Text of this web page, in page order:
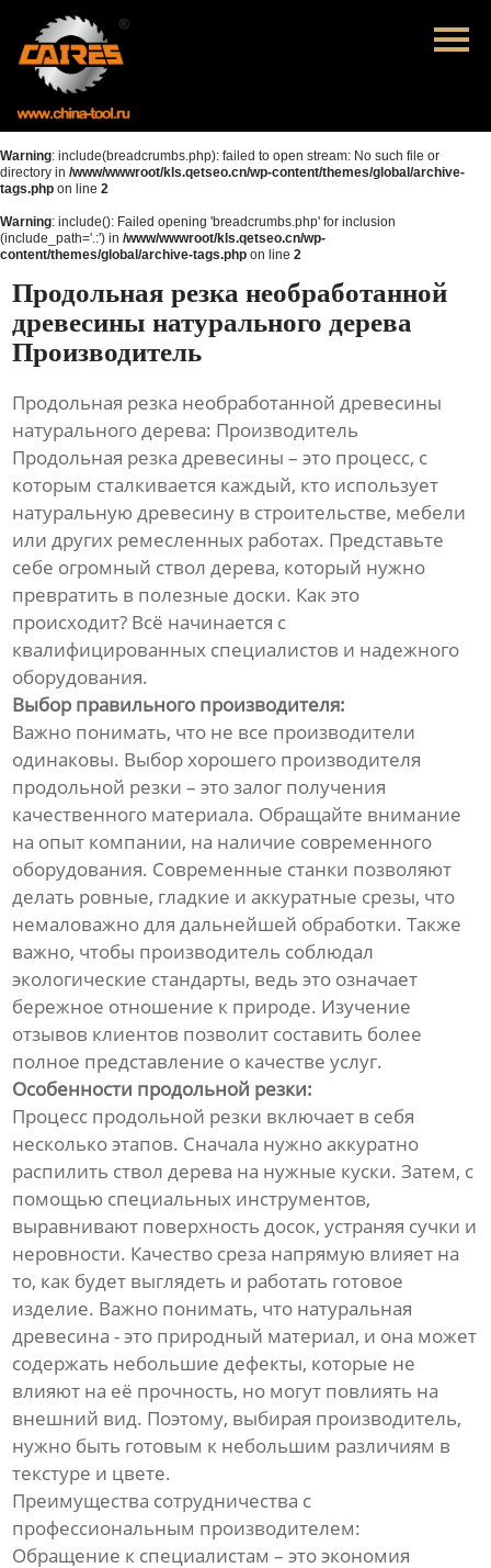
Главная
Продукция
О нас
Контакты
Warning: include(breadcrumbs.php): failed to open stream: No such file or
directory in /www/wwwroot/kls.qetseo.cn/wp-content/themes/global/archive-
tags.php on line 2
Warning: include(): Failed opening 'breadcrumbs.php' for inclusion
(include_path='.:') in /www/wwwroot/kls.qetseo.cn/wp-
content/themes/global/archive-tags.php on line 2
Продольная резка необработанной
древесины натурального дерева
Производитель
Продольная резка необработанной древесины
натурального дерева: Производитель
Продольная резка древесины – это процесс, с
которым сталкивается каждый, кто использует
натуральную древесину в строительстве, мебели
или других ремесленных работах. Представьте
себе огромный ствол дерева, который нужно
превратить в полезные доски. Как это
происходит? Всё начинается с
квалифицированных специалистов и надежного
оборудования.
Выбор правильного производителя:
Важно понимать, что не все производители
одинаковы. Выбор хорошего производителя
продольной резки – это залог получения
качественного материала. Обращайте внимание
на опыт компании, на наличие современного
оборудования. Современные станки позволяют
делать ровные, гладкие и аккуратные срезы, что
немаловажно для дальнейшей обработки. Также
важно, чтобы производитель соблюдал
экологические стандарты, ведь это означает
бережное отношение к природе. Изучение
отзывов клиентов позволит составить более
полное представление о качестве услуг.
Особенности продольной резки:
Процесс продольной резки включает в себя
несколько этапов. Сначала нужно аккуратно
распилить ствол дерева на нужные куски. Затем, с
помощью специальных инструментов,
выравнивают поверхность досок, устраняя сучки и
неровности. Качество среза напрямую влияет на
то, как будет выглядеть и работать готовое
изделие. Важно понимать, что натуральная
древесина - это природный материал, и она может
содержать небольшие дефекты, которые не
влияют на её прочность, но могут повлиять на
внешний вид. Поэтому, выбирая производитель,
нужно быть готовым к небольшим различиям в
текстуре и цвете.
Преимущества сотрудничества с
профессиональным производителем:
Обращение к специалистам – это экономия